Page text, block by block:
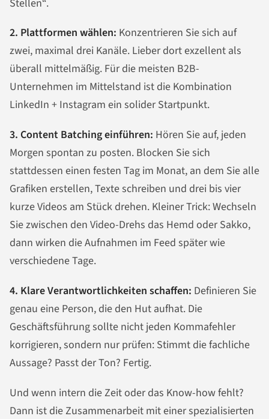
Stellen“.
2. Plattformen wählen: Konzentrieren Sie sich auf
zwei, maximal drei Kanäle. Lieber dort exzellent als
überall mittelmäßig. Für die meisten B2B-
Unternehmen im Mittelstand ist die Kombination
LinkedIn + Instagram ein solider Startpunkt.
3. Content Batching einführen: Hören Sie auf, jeden
Morgen spontan zu posten. Blocken Sie sich
stattdessen einen festen Tag im Monat, an dem Sie alle
Grafiken erstellen, Texte schreiben und drei bis vier
kurze Videos am Stück drehen. Kleiner Trick: Wechseln
Sie zwischen den Video-Drehs das Hemd oder Sakko,
dann wirken die Aufnahmen im Feed später wie
verschiedene Tage.
4. Klare Verantwortlichkeiten schaffen: Definieren Sie
genau eine Person, die den Hut aufhat. Die
Geschäftsführung sollte nicht jeden Kommafehler
korrigieren, sondern nur prüfen: Stimmt die fachliche
Aussage? Passt der Ton? Fertig.
Und wenn intern die Zeit oder das Know-how fehlt?
Dann ist die Zusammenarbeit mit einer spezialisierten